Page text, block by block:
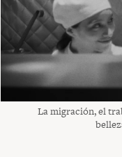
La migración, el